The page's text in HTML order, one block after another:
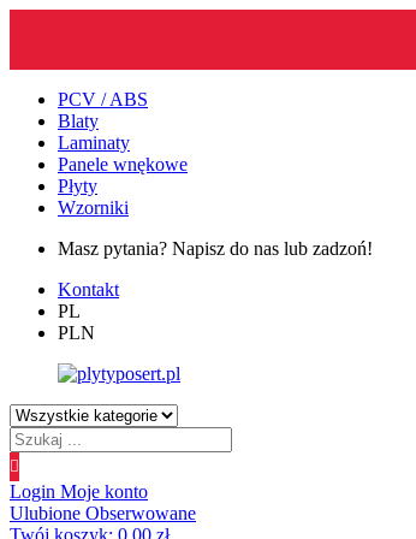
PCV / ABS
Blaty
Laminaty
Panele wnękowe
Płyty
Wzorniki
Masz pytania? Napisz do nas lub zadzoń!
Kontakt
PL
PLN
Wyszukiwanie
produktów
Login Moje konto
Ulubione Obserwowane
Twój koszyk: 0.00 zł